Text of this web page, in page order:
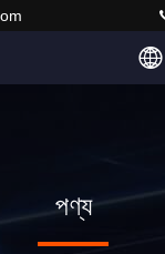
পণ্য